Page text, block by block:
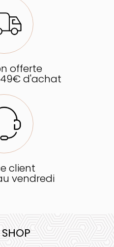
offerte
d'achat
client
vendredi